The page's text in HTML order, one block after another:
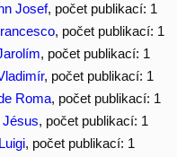
Josef, počet publikací: 1
, počet publikací: 1
, počet publikací: 1
, počet publikací: 1
Roma, počet publikací: 1
Jésus, počet publikací: 1
, počet publikací: 1